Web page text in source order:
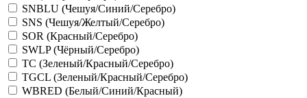
SNBLU (Чешуя/Синий/Серебро)
SNS (Чешуя/Желтый/Серебро)
SOR (Красный/Серебро)
SWLP (Чёрный/Серебро)
TC (Зеленый/Красный/Серебро)
TGCL (Зеленый/Красный/Серебро)
WBRED (Белый/Синий/Красный)